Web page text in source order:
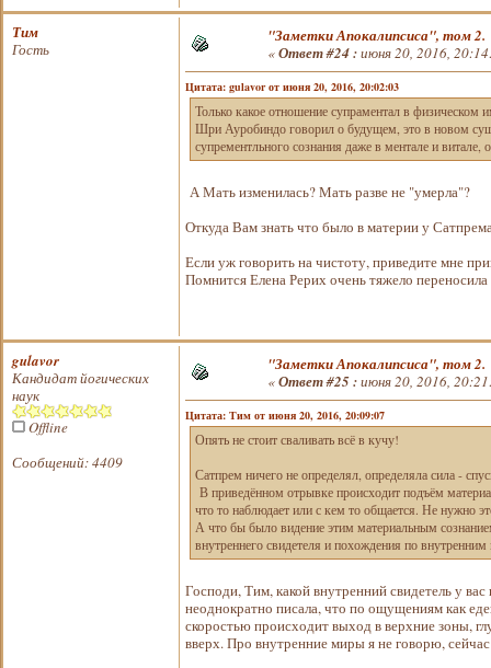
Тим
Гость
"Заметки Апокалипсиса", том 2.
«Ответ #24 :июня 20, 2016,
Цитата: gulavor от июня 20, 2016, 20:02:03
Только какое отношение супраментал в физическом
Шри Ауробиндо говорил о будущем, это в новом
супрементльного сознания даже в ментале и витале,
А Мать изменилась? Мать разве не "умерла"?
Откуда Вам знать что было в материи у
Если уж говорить на чистоту, приведите мне
Помнится Елена Рерих очень тяжело
gulavor
Кандидат йогических
наук
Offline
Сообщений: 4409
"Заметки Апокалипсиса", том 2.
«Ответ #25 :июня 20, 2016,
Цитата: Тим от июня 20, 2016, 20:09:07
Опять не стоит сваливать всё в кучу!
Сатпрем ничего не определял, определяла сила -
В приведённом отрывке происходит подъём
что то наблюдает или с кем то общается. Не нужно
А что бы было видение этим материальным
внутреннего свидетеля и похождения по
Господи, Тим, какой внутренний свидетель у
неоднократно писала, что по ощущениям как
скоростью происходит выход в верхние зоны,
вверх. Про внутренние миры я не говорю,